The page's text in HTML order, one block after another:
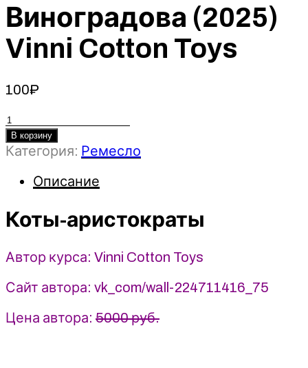
Виноградова (2025)
Vinni Cotton Toys
100₽
Количество
товара
Коты-
Виноградова
(2025)
Cotton
В корзину
Категория: Ремесло
Описание
Коты-аристократы
Автор курса: Vinni Cotton Toys
Сайт автора: vk_com/wall-224711416_75
Цена автора: 5000 руб.